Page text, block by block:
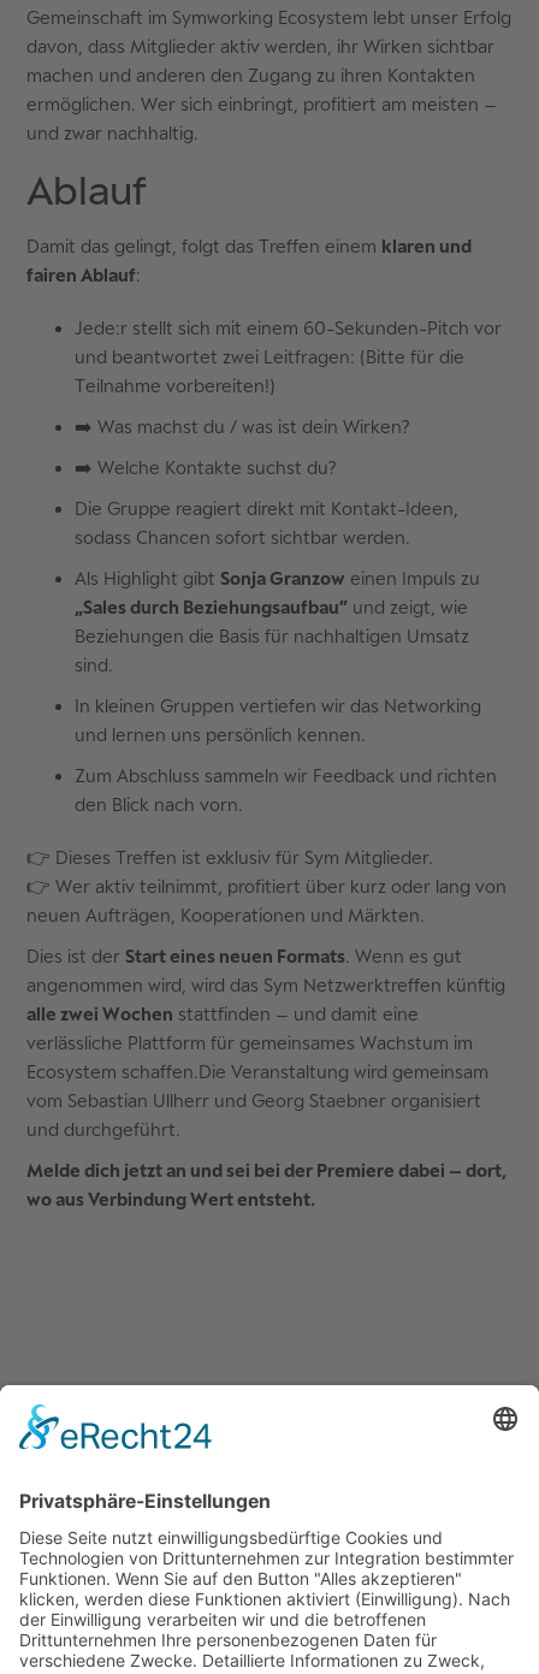
Gemeinschaft im Symworking Ecosystem lebt unser Erfolg
davon, dass Mitglieder aktiv werden, ihr Wirken sichtbar
machen und anderen den Zugang zu ihren Kontakten
ermöglichen. Wer sich einbringt, profitiert am meisten –
und zwar nachhaltig.
Ablauf
Damit das gelingt, folgt das Treffen einem klaren und
fairen Ablauf:
Jede:r stellt sich mit einem 60-Sekunden-Pitch vor
und beantwortet zwei Leitfragen: (Bitte für die
Teilnahme vorbereiten!)
➡️ Was machst du / was ist dein Wirken?
➡️ Welche Kontakte suchst du?
Die Gruppe reagiert direkt mit Kontakt-Ideen,
sodass Chancen sofort sichtbar werden.
Als Highlight gibtSonja Granzow einen Impuls zu
„Sales durch Beziehungsaufbau” und zeigt, wie
Beziehungen die Basis für nachhaltigen Umsatz
sind.
In kleinen Gruppen vertiefen wir das Networking
und lernen uns persönlich kennen.
Zum Abschluss sammeln wir Feedback und richten
den Blick nach vorn.
👉 Dieses Treffen ist exklusiv für Sym Mitglieder.
👉 Wer aktiv teilnimmt, profitiert über kurz oder lang von
neuen Aufträgen, Kooperationen und Märkten.
Dies ist derStart eines neuen Formats. Wenn es gut
angenommen wird, wird das Sym Netzwerktreffen künftig
alle zwei Wochen stattfinden – und damit eine
verlässliche Plattform für gemeinsames Wachstum im
Ecosystem schaffen.Die Veranstaltung wird gemeinsam
vom Sebastian Ullherr und Georg Staebner organisiert
und durchgeführt.
Melde dich jetzt an und sei bei der Premiere dabei – dort,
wo aus Verbindung Wert entsteht.
Quicklinks
Symworking Ecosystem
Mitglied werden